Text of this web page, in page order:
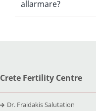
allarmare?
Crete Fertility Centre
Dr. Fraidakis Salutation